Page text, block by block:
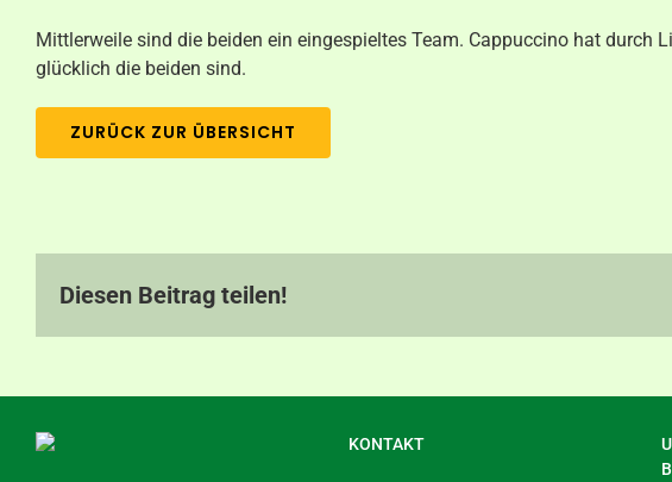
Mittlerweile sind die beiden ein eingespieltes Team. Cappuccino hat durch
glücklich die beiden sind.
ZURÜCK ZUR ÜBERSICHT
Diesen Beitrag teilen!
KONTAKT